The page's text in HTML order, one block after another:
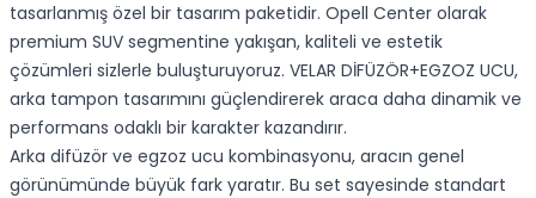
tasarlanmış özel bir tasarım paketidir. Opell Center olarak
premium SUV segmentine yakışan, kaliteli ve estetik
çözümleri sizlerle buluşturuyoruz. VELAR DİFÜZÖR+EGZOZ UCU,
arka tampon tasarımını güçlendirerek araca daha dinamik ve
performans odaklı bir karakter kazandırır.
Arka difüzör ve egzoz ucu kombinasyonu, aracın genel
görünümünde büyük fark yaratır. Bu set sayesinde standart